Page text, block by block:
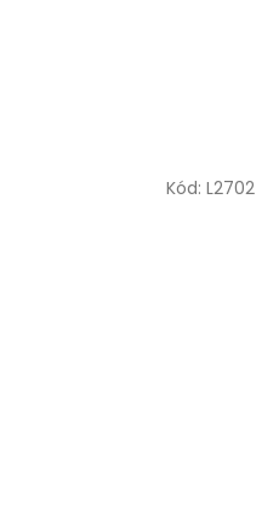
Kód: L2702